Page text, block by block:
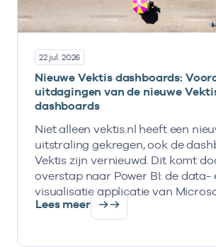
22 jul. 2026
Nieuwe Vektis dashboards:
uitdagingen van de nieuwe
dashboards
Niet alleen vektis.nl heeft een
uitstraling gekregen, ook de
Vektis zijn vernieuwd. Dit komt
overstap naar Power BI: de data-
visualisatie applicatie van
Lees meer